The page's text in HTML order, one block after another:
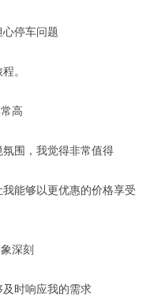
停车问题
。
高
围，我觉得非常值得
能够以更优惠的价格享受
深刻
时响应我的需求